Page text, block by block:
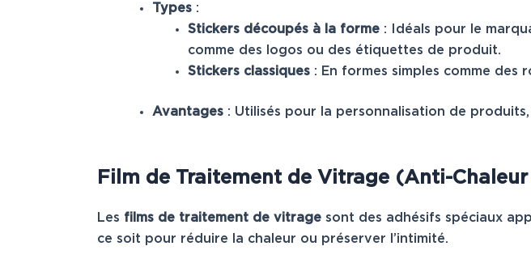
Types :
Stickers découpés à la forme : Idéals pour le
comme des logos ou des étiquettes de produit.
Stickers classiques : En formes simples comme
Avantages : Utilisés pour la personnalisation de
Film de Traitement de Vitrage (Anti-
Les films de traitement de vitrage sont des adhésifs spéciaux
ce soit pour réduire la chaleur ou préserver l’intimité.